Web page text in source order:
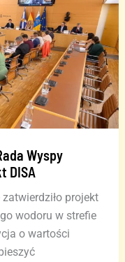
Wyspy
DISA
projekt
wodoru w strefie
o wartości